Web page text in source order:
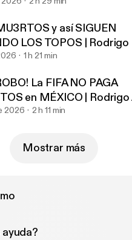
y así SIGUEN
LOS TOPOS |
1 h 21 min
La FIFA NO PAGA
en MÉXICO | Rodrigo
2026 2 h 11 min
Mostrar más